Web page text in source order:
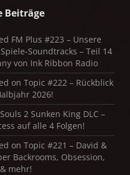
Beiträge
FM Plus #223 – Unsere
Soundtracks – Teil 14
von Ink Ribbon Radio
on Topic #222 – Rückblick
2026!
2 Sunken King DLC –
auf alle 4 Folgen!
on Topic #221 – David &
Backrooms, Obsession,
mehr!